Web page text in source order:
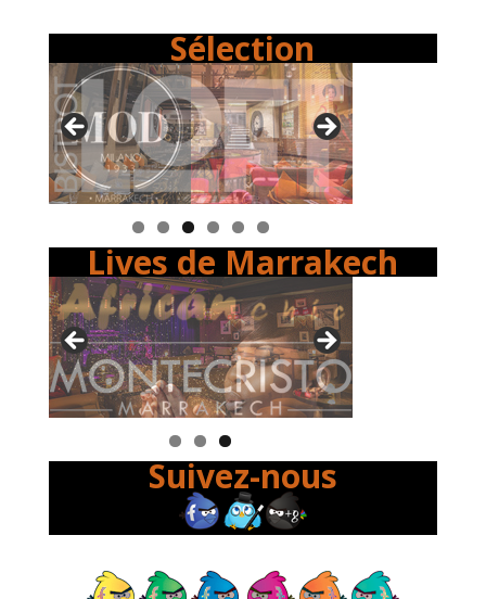
Sélection
Lives de Marrakech
Suivez-nous